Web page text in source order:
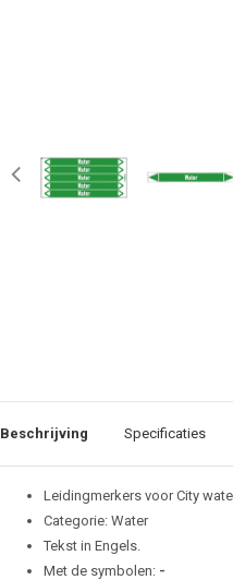
Beschrijving Specificaties
Leidingmerkers voor City
Categorie: Water
Tekst in Engels.
Met de symbolen: -